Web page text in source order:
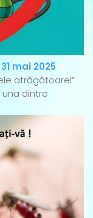
31 mai 2025
atrăgătoare!”
dintre